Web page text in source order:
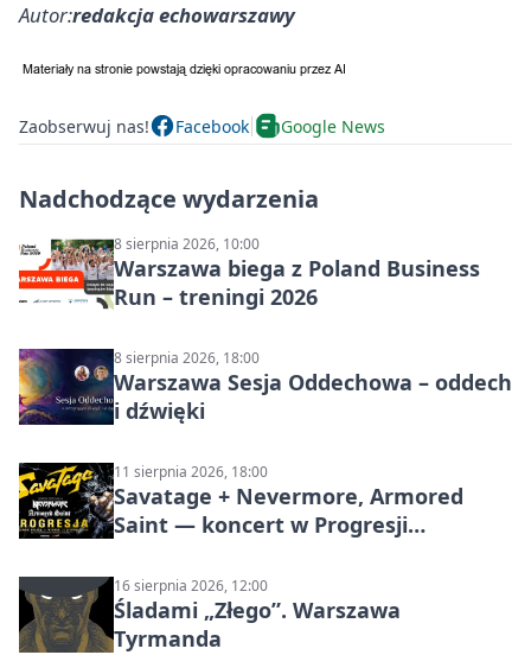
Autor:redakcja echowarszawy
Zaobserwuj nas! Facebook Google News
Nadchodzące wydarzenia
8 sierpnia 2026, 10:00
Warszawa biega z Poland Business
Run – treningi 2026
8 sierpnia 2026, 18:00
Warszawa Sesja Oddechowa – oddech
i dźwięki
11 sierpnia 2026, 18:00
Savatage + Nevermore, Armored
Saint — koncert w Progresji
16 sierpnia 2026, 12:00
Śladami „Złego”. Warszawa
Tyrmanda